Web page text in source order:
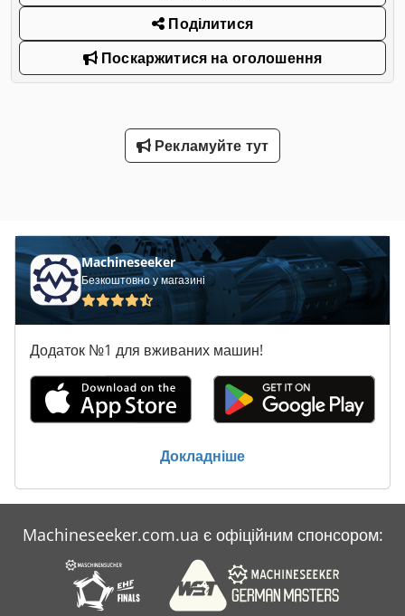
Поділитися
Поскаржитися на оголошення
Рекламуйте тут
Machineseeker
Безкоштовно у магазині
Додаток №1 для вживаних машин!
Докладніше
Machineseeker.com.ua є офіційним спонсором: